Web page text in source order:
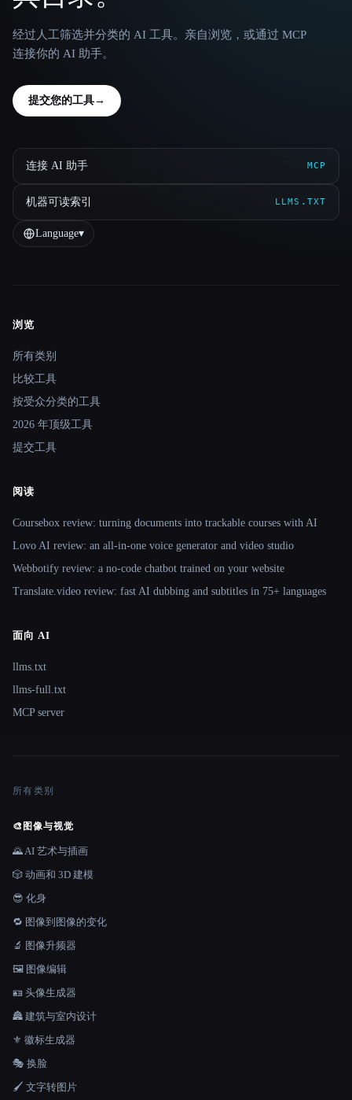
经过人工筛选并分类的 AI 工具。亲自浏览，或通过 MCP
连接你的 AI 助手。
提交您的工具→
连接 AI 助手 MCP
机器可读索引 LLMS.TXT
Language▾
Site navigation
浏览
所有类别
比较工具
按受众分类的工具
2026 年顶级工具
提交工具
阅读
Coursebox review: turning documents into trackable courses with AI
Lovo AI review: an all-in-one voice generator and video studio
Webbotify review: a no-code chatbot trained on your website
Translate.video review: fast AI dubbing and subtitles in 75+ languages
面向 AI
llms.txt
llms-full.txt
MCP server
所有类别
🎨 图像与视觉
🌄 AI 艺术与插画
🎲 动画和 3D 建模
😎 化身
🔁 图像到图像的变化
🔬 图像升频器
🖼️ 图像编辑
🪪 头像生成器
🏯 建筑与室内设计
⚜️ 徽标生成器
🎭 换脸
🖌️ 文字转图片